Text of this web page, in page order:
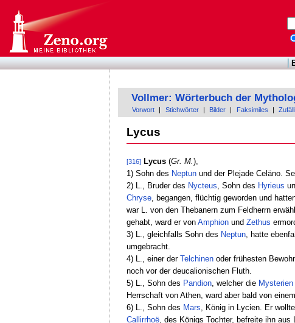
Vollmer: Wörterbuch der
Vorwort Stichwörter Bilder Faksimiles
Lycus
[316] Lycus(Gr. M. ),
1) Sohn des Neptunund der Plejade Celäno.
2) L., Bruder des Nycteus , Sohn des Hyrieus
Chryse, begangen, flüchtig geworden und
war L. von den Thebanern zum Feldherrn
gehabt, ward er von Amphionund Zethus
3) L., gleichfalls Sohn des Neptun, hatte
umgebracht.
4) L., einer der Telchinenoder frühesten
noch vor der deucalionischen Fluth.
5) L., Sohn des Pandion, welcher die Mysterien
Herrschaft von Athen, ward aber bald von
6) L., Sohn des Mars , König in Lycien. Er
Callirrhoë, des Königs Tochter, befreite ihn aus